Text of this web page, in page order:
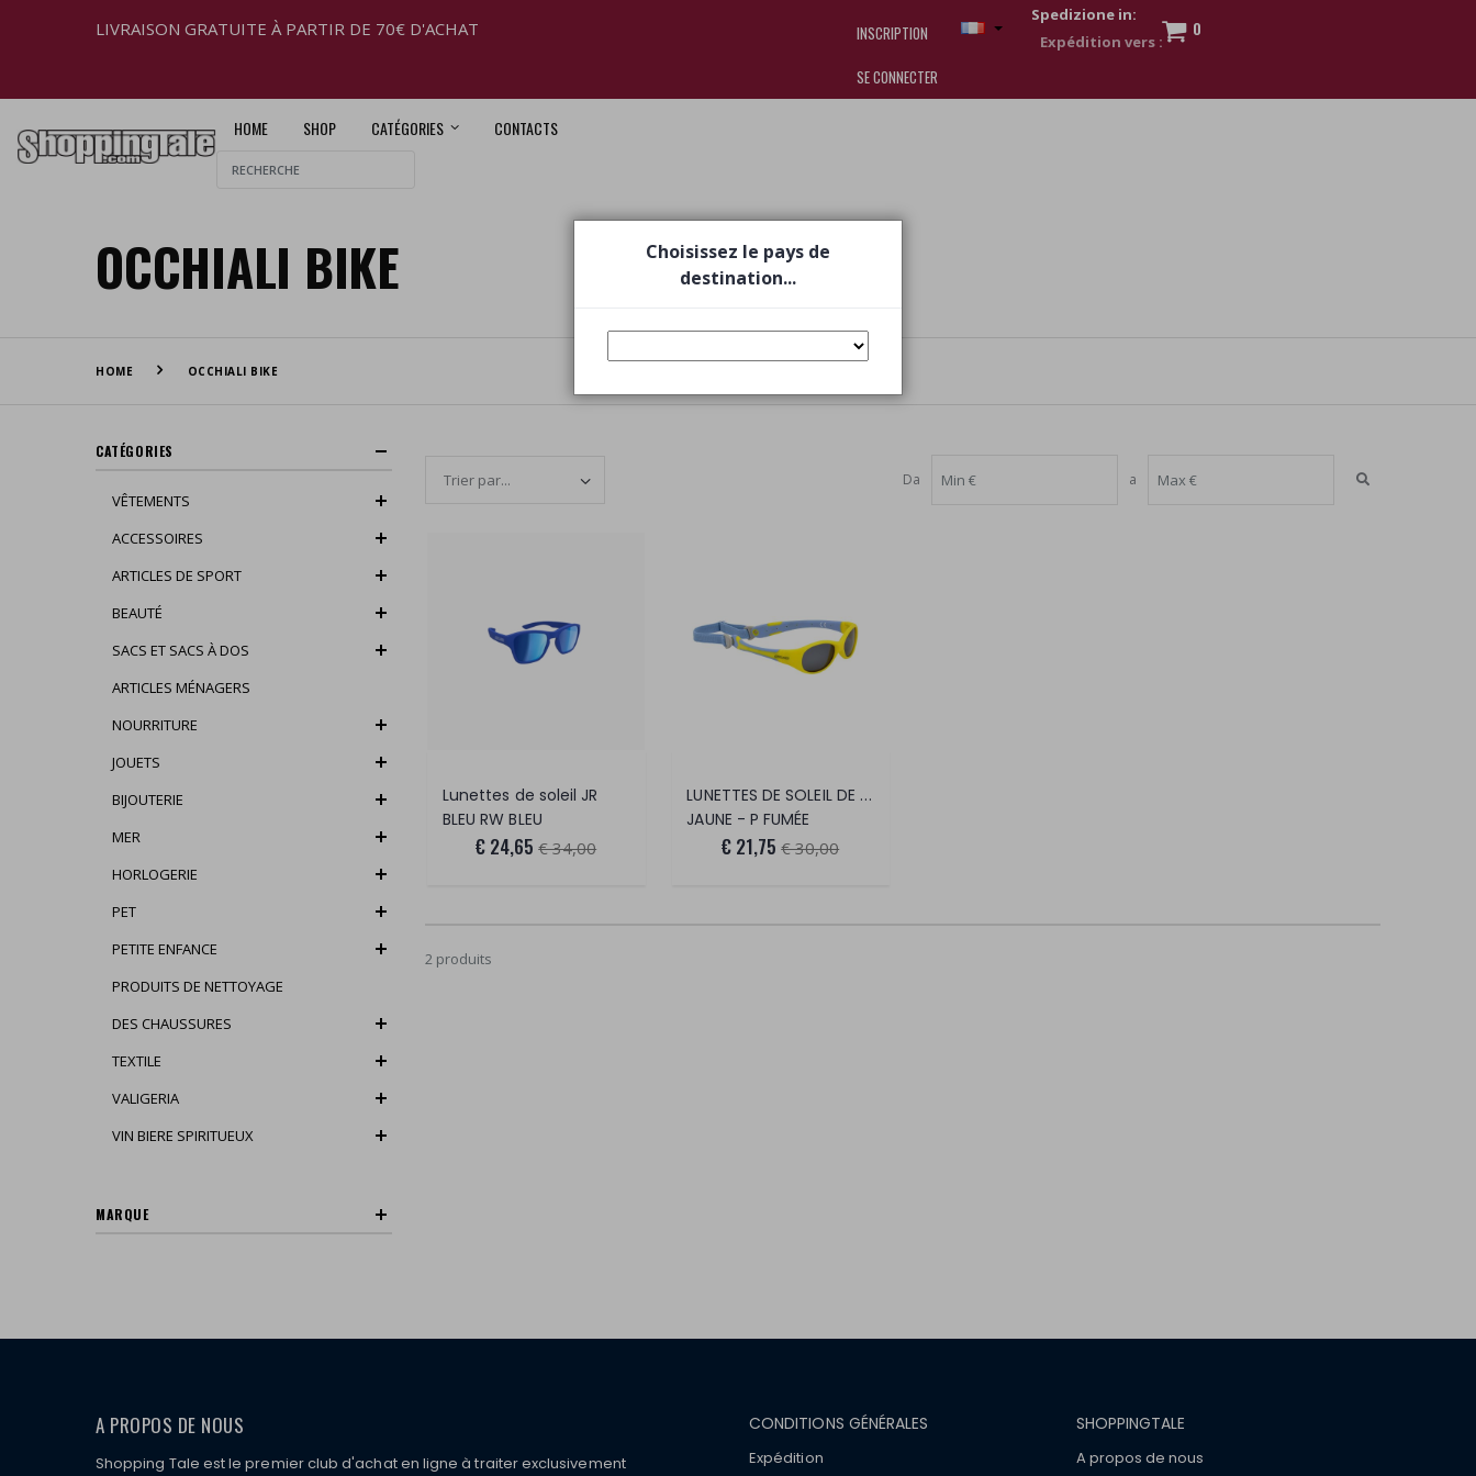
LIVRAISON GRATUITE À PARTIR DE 70€ D'ACHAT
INSCRIPTION
SE CONNECTER
Spedizione in:
0
HOME SHOP CATÉGORIES CONTACTS
replica watches.
OCCHIALI BIKE
HOME OCCHIALI BIKE
Da a
Lunettes de soleil JR
BLEU RW BLEU
€ 24,65 € 34,00
LUNETTES DE SOLEIL DE SPORT JR
JAUNE - P FUMÉE
€ 21,75 € 30,00
2 produits
CATÉGORIES
VÊTEMENTS
ACCESSOIRES
ARTICLES DE SPORT
BEAUTÉ
SACS ET SACS À DOS
ARTICLES MÉNAGERS
NOURRITURE
JOUETS
BIJOUTERIE
MER
HORLOGERIE
PET
PETITE ENFANCE
PRODUITS DE NETTOYAGE
DES CHAUSSURES
TEXTILE
VALIGERIA
VIN BIERE SPIRITUEUX
MARQUE
A PROPOS DE NOUS
Shopping Tale est le premier club d'achat en ligne à traiter exclusivement
CONDITIONS GÉNÉRALES
Expédition
SHOPPINGTALE
A propos de nous
Choisissez le pays de
destination...